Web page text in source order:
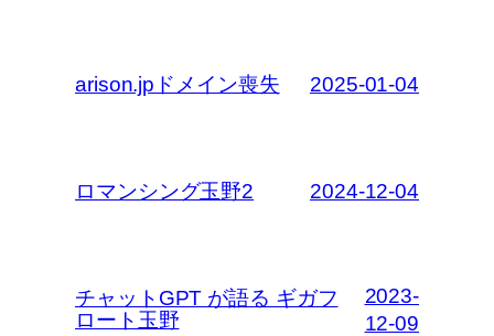
arison.jpドメイン喪失 2025-01-04
ロマンシング玉野2 2024-12-04
チャットGPT が語る ギガフ
ロート玉野
2023-
12-09